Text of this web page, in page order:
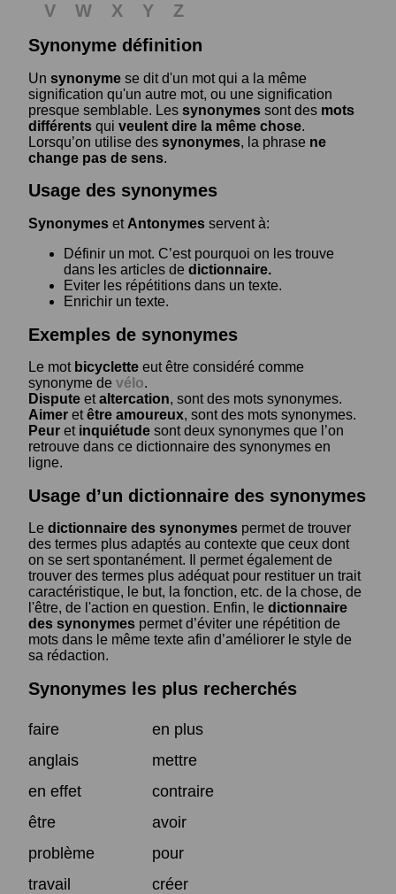
V W X Y
Z
Synonyme définition
Un synonyme se dit d'un mot qui a la même
signification qu'un autre mot, ou une signification
presque semblable. Les synonymes sont des mots
différents qui veulent dire la même chose.
Lorsqu’on utilise des synonymes, la phrase ne
change pas de sens.
Usage des synonymes
Synonymes et Antonymes servent à:
Définir un mot. C’est pourquoi on les trouve
dans les articles de dictionnaire.
Eviter les répétitions dans un texte.
Enrichir un texte.
Exemples de synonymes
Le mot bicyclette eut être considéré comme
synonyme de vélo.
Dispute etaltercation, sont des mots synonymes.
Aimer etêtre amoureux, sont des mots synonymes.
Peur et inquiétude sont deux synonymes que l’on
retrouve dans ce dictionnaire des synonymes en
ligne.
Usage d’un dictionnaire des synonymes
Le dictionnaire des synonymes permet de trouver
des termes plus adaptés au contexte que ceux dont
on se sert spontanément. Il permet également de
trouver des termes plus adéquat pour restituer un trait
caractéristique, le but, la fonction, etc. de la chose, de
l'être, de l'action en question. Enfin, le dictionnaire
des synonymes permet d’éviter une répétition de
mots dans le même texte afin d’améliorer le style de
sa rédaction.
Synonymes les plus recherchés
faire
en plus
anglais
mettre
en effet
contraire
être
avoir
problème
pour
travail
créer